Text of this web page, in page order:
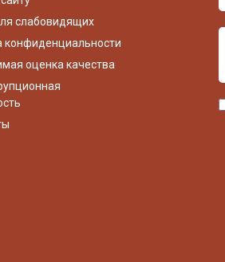
слабовидящих
конфиденциальности
оценка качества